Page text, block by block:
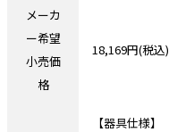
メーカ
ー希望
小売価
格
18,169円(税込)
【器具仕様】